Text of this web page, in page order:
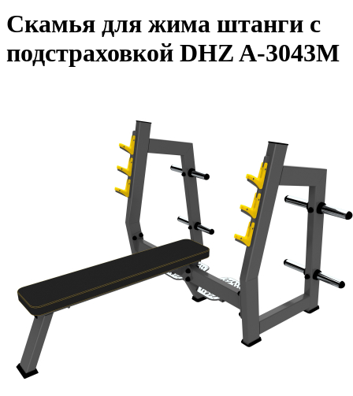
Скамья для жима штанги с
подстраховкой DHZ A-3043М